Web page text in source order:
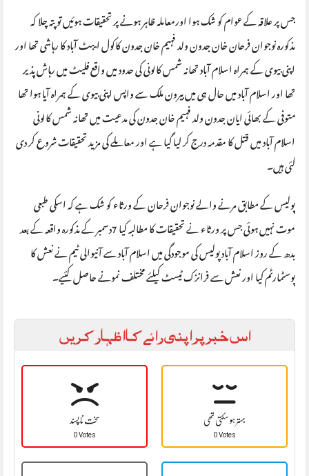
جس پر علاقہ کے عوام کو شک ہوا اورمعاملہ ظاہر ہونے پر تحقیقات ہوئیں تو پتہ چلا کہ
مذکورہ نوجوان فرحان خان جدون ولد فہیم خان جدون کاکول ایبٹ آباد کا رہاشی تھا اور
اپنی بیوی کے ہمراہ اسلام آباد تھانہ شمس کالونی کی حدود میں واقع فلیٹ میں رہاش پذیر
تھا اور اسلام آباد میں حال ہی میں بیرون ملک سے واپس اپنی بیوی کے ہمراہ آیا ہوا تھا
متوفی کے بھائی ایان جدون ولد فہیم خان جدون کی مدعیت میں تھانہ شمس کالونی
اسلام آباد میں قتل کا مقدمہ درج کر لیا گیا ہے اور معاملے کی مزید تحقیقات شروع کر دی
گئی ہیں۔
پولیس کے مطابق مرنے والے نوجوان فرحان کے ورثاء کو شک ہے کہ اسکی طبعی
موت نہیں ہوئی جس پر ورثاء نے تحقیقات کا مطالبہ کیا 7دسمبر کے مذکورہ واقعہ کے بعد
بدھ کے روز اسلام آباد پولیس کی موجودگی میں اسلام آباد سے آنیوالی ٹیم نے نعش کا
پوسٹمارٹم کیا اور نعش سے فرانزک ٹیسٹ کیلئے مختلف نمونے حاصل کئیے۔
اس خبر پر اپنی رائے کا اظہار کریں
سخت نا پسند
0 Votes
بہتر ہو سکتی تھی
0 Votes